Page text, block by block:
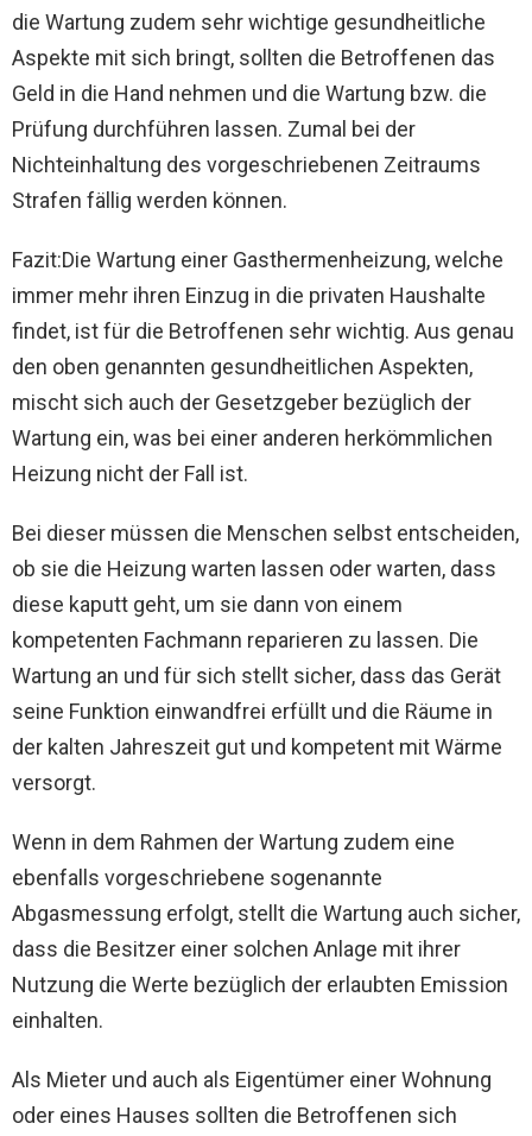
die Wartung zudem sehr wichtige gesundheitliche
Aspekte mit sich bringt, sollten die Betroffenen das
Geld in die Hand nehmen und die Wartung bzw. die
Prüfung durchführen lassen. Zumal bei der
Nichteinhaltung des vorgeschriebenen Zeitraums
Strafen fällig werden können.
Fazit:Die Wartung einer Gasthermenheizung, welche
immer mehr ihren Einzug in die privaten Haushalte
findet, ist für die Betroffenen sehr wichtig. Aus genau
den oben genannten gesundheitlichen Aspekten,
mischt sich auch der Gesetzgeber bezüglich der
Wartung ein, was bei einer anderen herkömmlichen
Heizung nicht der Fall ist.
Bei dieser müssen die Menschen selbst entscheiden,
ob sie die Heizung warten lassen oder warten, dass
diese kaputt geht, um sie dann von einem
kompetenten Fachmann reparieren zu lassen. Die
Wartung an und für sich stellt sicher, dass das Gerät
seine Funktion einwandfrei erfüllt und die Räume in
der kalten Jahreszeit gut und kompetent mit Wärme
versorgt.
Wenn in dem Rahmen der Wartung zudem eine
ebenfalls vorgeschriebene sogenannte
Abgasmessung erfolgt, stellt die Wartung auch sicher,
dass die Besitzer einer solchen Anlage mit ihrer
Nutzung die Werte bezüglich der erlaubten Emission
einhalten.
Als Mieter und auch als Eigentümer einer Wohnung
oder eines Hauses sollten die Betroffenen sich